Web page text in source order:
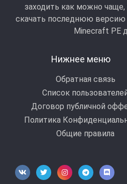
заходить как можно
скачать последнюю версию
Minecraft РЕ
Нижнее меню
Обратная связь
Список
Договор публичной
Политика
Общие правила